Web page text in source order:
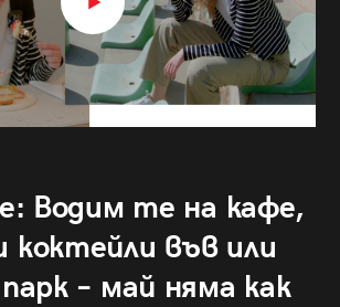
Водим те на кафе,
коктейли във или
– май няма как